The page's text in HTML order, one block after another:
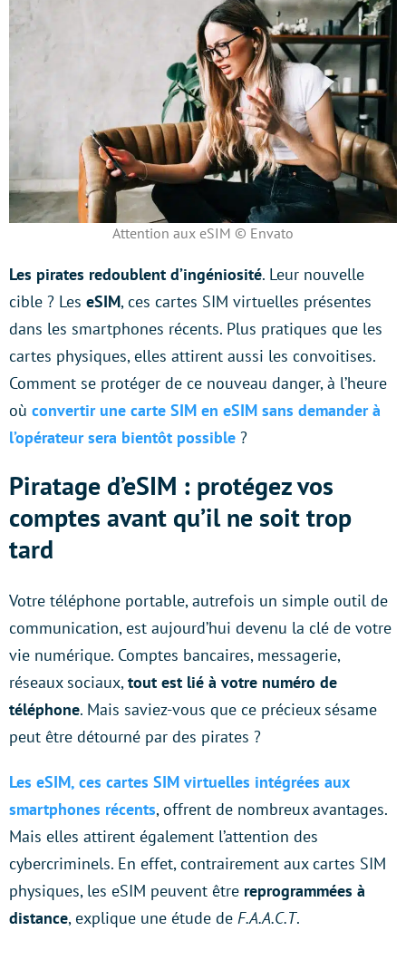
Attention aux eSIM © Envato
Les pirates redoublent d’ingéniosité. Leur nouvelle
cible ? Les eSIM, ces cartes SIM virtuelles présentes
dans les smartphones récents. Plus pratiques que les
cartes physiques, elles attirent aussi les convoitises.
Comment se protéger de ce nouveau danger, à l’heure
où convertir une carte SIM en eSIM sans demander à
l’opérateur sera bientôt possible ?
Piratage d’eSIM : protégez vos
comptes avant qu’il ne soit trop
tard
Votre téléphone portable, autrefois un simple outil de
communication, est aujourd’hui devenu la clé de votre
vie numérique. Comptes bancaires, messagerie,
réseaux sociaux,tout est lié à votre numéro de
téléphone. Mais saviez-vous que ce précieux sésame
peut être détourné par des pirates ?
Les eSIM, ces cartes SIM virtuelles intégrées aux
smartphones récents, offrent de nombreux avantages.
Mais elles attirent également l’attention des
cybercriminels. En effet, contrairement aux cartes SIM
physiques, les eSIM peuvent être reprogrammées à
distance, explique une étude de F.A.A.C.T.